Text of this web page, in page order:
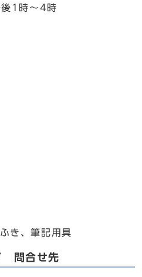
1時～4時
き、筆記用具
問合せ先